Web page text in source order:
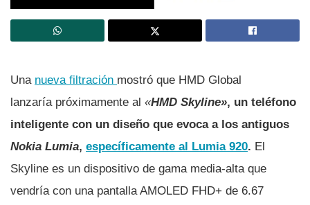
Una nueva filtración mostró que HMD Global
lanzaría próximamente al «HMD Skyline», un teléfono
inteligente con un diseño que evoca a los antiguos
Nokia Lumia, específicamente al Lumia 920. El
Skyline es un dispositivo de gama media-alta que
vendría con una pantalla AMOLED FHD+ de 6.67